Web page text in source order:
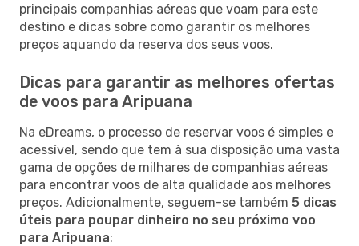
principais companhias aéreas que voam para este
destino e dicas sobre como garantir os melhores
preços aquando da reserva dos seus voos.
Dicas para garantir as melhores ofertas
de voos para Aripuana
Na eDreams, o processo de reservar voos é simples e
acessível, sendo que tem à sua disposição uma vasta
gama de opções de milhares de companhias aéreas
para encontrar voos de alta qualidade aos melhores
preços. Adicionalmente, seguem-se também 5 dicas
úteis para poupar dinheiro no seu próximo voo
para Aripuana: